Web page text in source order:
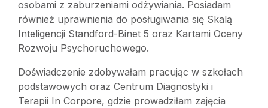
osobami z zaburzeniami odżywiania. Posiadam
również uprawnienia do posługiwania się Skalą
Inteligencji Standford-Binet 5 oraz Kartami Oceny
Rozwoju Psychoruchowego.
Doświadczenie zdobywałam pracując w szkołach
podstawowych oraz Centrum Diagnostyki i
Terapii In Corpore, gdzie prowadziłam zajęcia